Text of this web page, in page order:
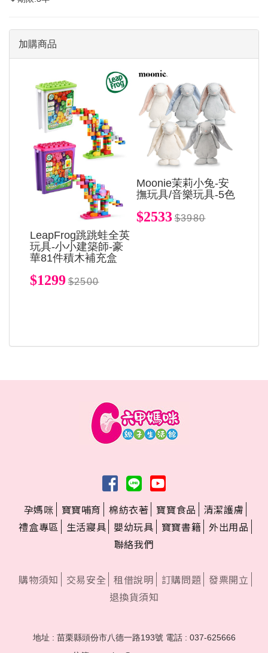
加購商品
LeapFrog跳跳蛙全英
玩具-小小建築師-豪
華81件積木補充盒
$1299 $2500
Moonie茉莉小兔-安
撫玩具/音樂玩具-5色
$2533 $3980
孕媽咪 寶寶哺育 棉紡衣著 寶寶食品
清潔護膚
禮盒專區
生活寢具 嬰幼玩具 寶寶書籍 外出用品
聯絡我們
購物須知 交易安全 租借說明 訂購問題 發票開立
退換貨須知
地址 : 苗栗縣頭份市八德一路193號 電話 : 037-625666